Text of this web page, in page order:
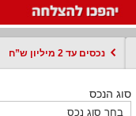
נכסים עד 2 מיליון ש”ח
סוג הנכס
סוג הנכס
סוג הנכס
סוג עסקה
סוג הנכס
טקסט חופשי